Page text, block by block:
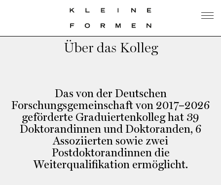
Über das Kolleg
Das von der Deutschen
Forschungsgemeinschaft von 2017–2026
geförderte Graduiertenkolleg hat 39
Doktorandinnen und Doktoranden, 6
Assoziierten sowie zwei
Postdoktorandinnen die
Weiterqualifikation ermöglicht.